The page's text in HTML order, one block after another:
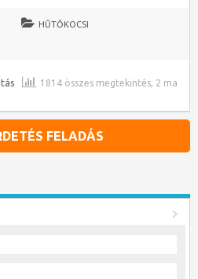
HŰTŐKOCSI
1814 összes megtekintés, 2 ma
FELADÁS